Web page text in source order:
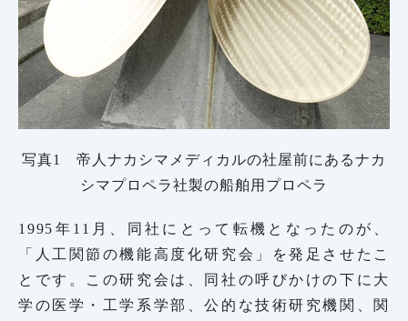
写真1 帝人ナカシマメディカルの社屋前にあるナカ
シマプロペラ社製の船舶用プロペラ
1995年11月、同社にとって転機となったのが、
「人工関節の機能高度化研究会」を発足させたこ
とです。この研究会は、同社の呼びかけの下に大
学の医学・工学系学部、公的な技術研究機関、関